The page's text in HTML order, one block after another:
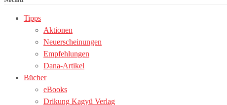
Tipps
Aktionen
Neuerscheinungen
Empfehlungen
Dana-Artikel
Bücher
eBooks
Drikung Kagyü Verlag